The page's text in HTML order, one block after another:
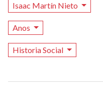
Isaac Martín Nieto
Anos
Historia Social